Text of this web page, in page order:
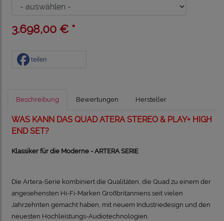
3.698,00 € *
teilen
Beschreibung Bewertungen Hersteller
WAS KANN DAS QUAD ATERA STEREO & PLAY+ HIGH
END SET?
Klassiker für die Moderne - ARTERA SERIE
Die Artera-Serie kombiniert die Qualitäten, die Quad zu einem der
angesehensten Hi-Fi-Marken Großbritanniens seit vielen
Jahrzehnten gemacht haben, mit neuem Industriedesign und den
neuesten Hochleistungs-Audiotechnologien.